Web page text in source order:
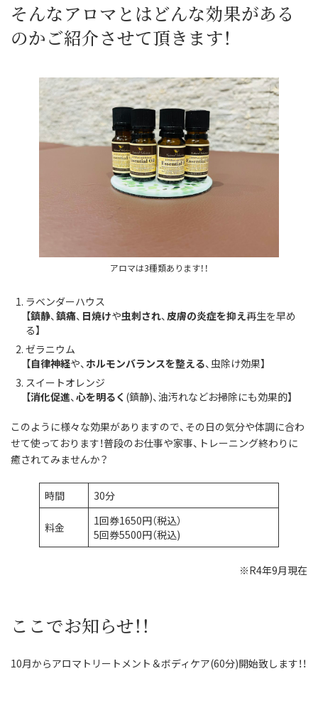
そんなアロマとはどんな効果がある
のかご紹介させて頂きます！
アロマは3種類あります！！
ラベンダーハウス
【鎮静、鎮痛、 日焼けや虫刺され、皮膚の炎症を抑え再生を早め
る】
ゼラニウム
【自律神経や、ホルモンバランスを整える、虫除け効果】
スイートオレンジ
【消化促進、心を明るく (鎮静)、油汚れなどお掃除にも効果的】
このように様々な効果がありますので、その日の気分や体調に合わ
せて使っております！普段のお仕事や家事、トレーニング終わりに
癒されてみませんか？
時間 30分
料金
1回券1650円（税込）
5回券5500円（税込)
※R4年9月現在
ここでお知らせ！！
10月からアロマトリートメント＆ボディケア(60分)開始致します！！